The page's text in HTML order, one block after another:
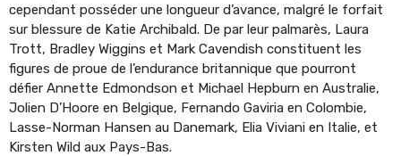
cependant posséder une longueur d’avance, malgré le forfait
sur blessure de Katie Archibald. De par leur palmarès, Laura
Trott, Bradley Wiggins et Mark Cavendish constituent les
figures de proue de l’endurance britannique que pourront
défier Annette Edmondson et Michael Hepburn en Australie,
Jolien D’Hoore en Belgique, Fernando Gaviria en Colombie,
Lasse-Norman Hansen au Danemark, Elia Viviani en Italie, et
Kirsten Wild aux Pays-Bas.